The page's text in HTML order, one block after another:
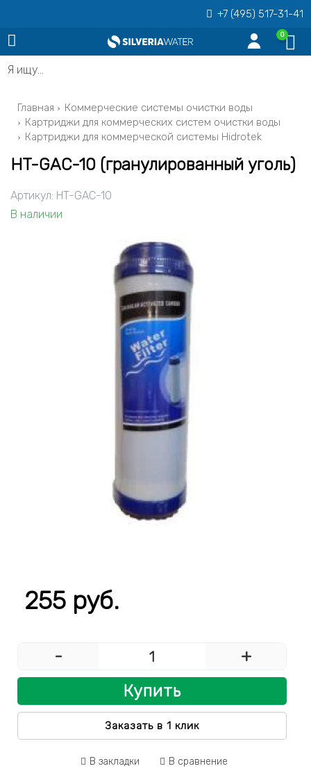
+7 (495) 517-31-41
0
Я ищу…
Главная
Коммерческие системы очистки воды
Картриджи для коммерческих систем очистки воды
Картриджи для коммерческой системы Hidrotek
HT-GAC-10 (гранулированный уголь)
Артикул: HT-GAC-10
В наличии
255 руб.
- +
Купить
Заказать в 1 клик
В закладки В сравнение